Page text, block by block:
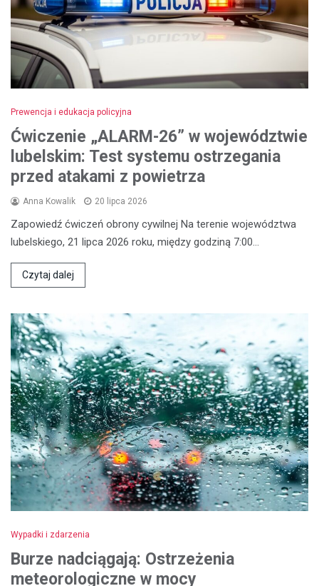
Prewencja i edukacja policyjna
Ćwiczenie „ALARM-26” w województwie
lubelskim: Test systemu ostrzegania
przed atakami z powietrza
Anna Kowalik 20 lipca 2026
Zapowiedź ćwiczeń obrony cywilnej Na terenie województwa
lubelskiego, 21 lipca 2026 roku, między godziną 7:00…
Czytaj dalej
Wypadki i zdarzenia
Burze nadciągają: Ostrzeżenia
meteorologiczne w mocy